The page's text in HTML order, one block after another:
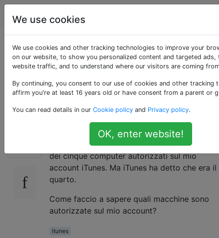
Apple
Come faccio a sapere
quali computer ho
autorizzato?
Ho appena autorizzato iTunes contro un
laptop e mi aspettavo che fosse il mio terzo
dei cinque computer autorizzati sul mio
account iTunes. Ma iTunes ha detto che era il
quarto.
Come faccio a sapere quali macchine sono
autorizzate sul mio account?
itunes
We use cookies
We use cookies and other tracking technologies to improve your
on our website, to show you personalized content and targeted ads,
website traffic, and to understand where our visitors are coming
By continuing, you consent to our use of cookies and other tracking
affirm you're at least 16 years old or have consent from a parent or
You can read details in our Cookie policy and Privacy policy.
OK, enter website!